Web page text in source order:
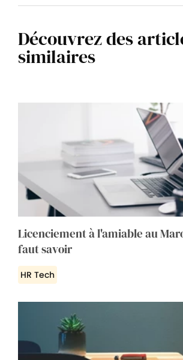
Découvrez des
similaires
Licenciement à l'amiable au
faut savoir
HR Tech